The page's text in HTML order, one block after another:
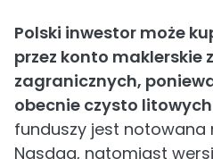
Polski inwestor może
przez konto maklerskie
zagranicznych,
obecnie czysto
funduszy jest notowana
Nasdaq, natomiast